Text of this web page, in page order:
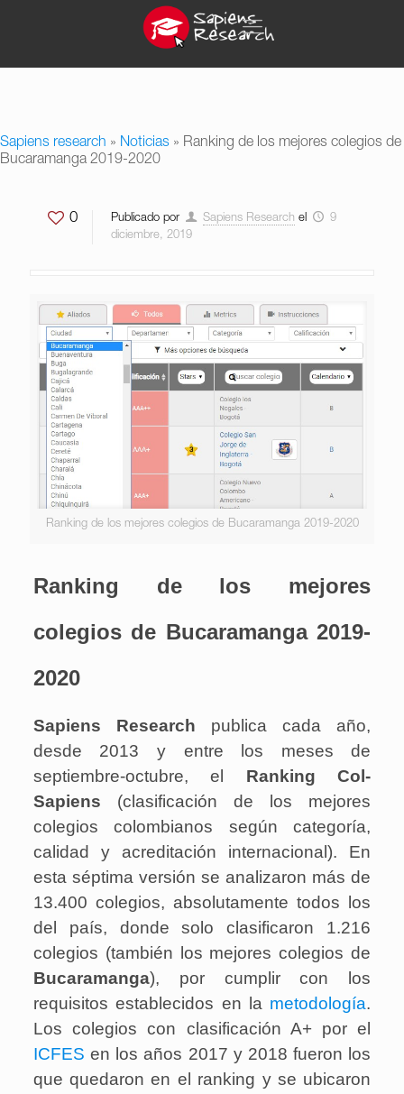
Sapiens research » Noticias » Ranking de los mejores colegios de
Bucaramanga 2019-2020
0 Publicado por Sapiens Research el
9
diciembre, 2019
Ranking de los mejores colegios de Bucaramanga 2019-2020
Ranking de los mejores
colegios de Bucaramanga 2019-
2020
Sapiens Research publica cada año,
desde 2013 y entre los meses de
septiembre-octubre, el Ranking Col-
Sapiens (clasificación de los mejores
colegios colombianos según categoría,
calidad y acreditación internacional). En
esta séptima versión se analizaron más de
13.400 colegios, absolutamente todos los
del país, donde solo clasificaron 1.216
colegios (también los mejores colegios de
Bucaramanga), por cumplir con los
requisitos establecidos en la metodología.
Los colegios con clasificación A+ por el
ICFES en los años 2017 y 2018 fueron los
que quedaron en el ranking y se ubicaron